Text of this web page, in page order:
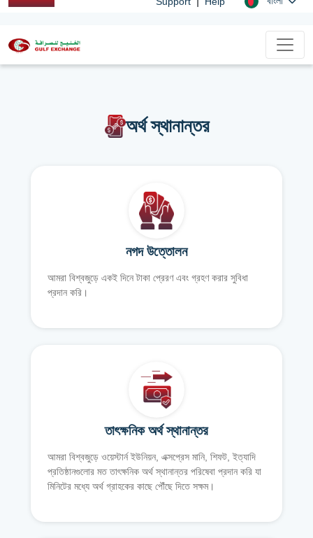
অর্থ স্থানান্তর
নগদ উত্তোলন
আমরা বিশ্বজুড়ে একই দিনে টাকা প্রেরণ এবং গ্রহণ করার সুবিধা
প্রদান করি।
তাৎক্ষনিক অর্থ স্থানান্তর
আমরা বিশ্বজুড়ে ওয়েস্টার্ন ইউনিয়ন, এক্সপ্রেস মানি, শিফট, ইত্যাদি
প্রতিষ্ঠানগুলোর মত তাৎক্ষনিক অর্থ স্থানান্তর পরিষেবা প্রদান করি যা
মিনিটের মধ্যে অর্থ গ্রাহকের কাছে পৌঁছে দিতে সক্ষম।